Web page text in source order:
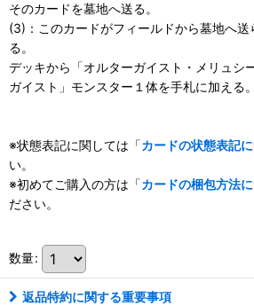
そのカードを墓地へ送る。
(3)：このカードがフィールドから墓地へ送
る。
デッキから「オルターガイスト・メリュシ
ガイスト」モンスター１体を手札に加える。
※状態表記に関しては「カードの状態表記
い。
※初めてご購入の方は「カードの梱包方法
ださい。
数量:
返品特約に関する重要事項